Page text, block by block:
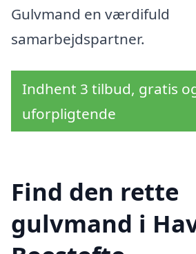
Gulvmand en værdifuld
samarbejdspartner.
Indhent 3 tilbud, gratis
uforpligtende
Find den rette
gulvmand i